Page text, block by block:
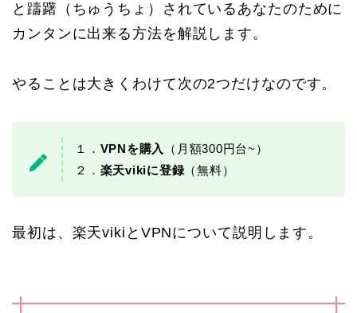
と躊躇（ちゅうちょ）されているあなたのために
カンタンに出来る方法を解説します。
やることは大きくわけて次の2つだけなのです。
１． VPNを購入
（月額300円台~）
２． 楽天vikiに登録（無料）
最初は、楽天vikiとVPNについて説明します。